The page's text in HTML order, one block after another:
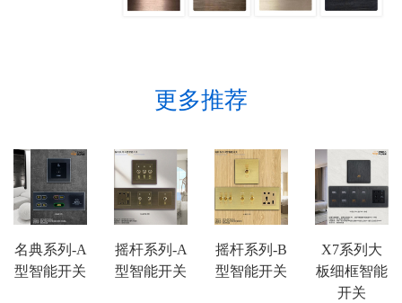
更多推荐
名典系列-A
型智能开关
摇杆系列-A
型智能开关
摇杆系列-B
型智能开关
X7系列大
板细框智能
开关